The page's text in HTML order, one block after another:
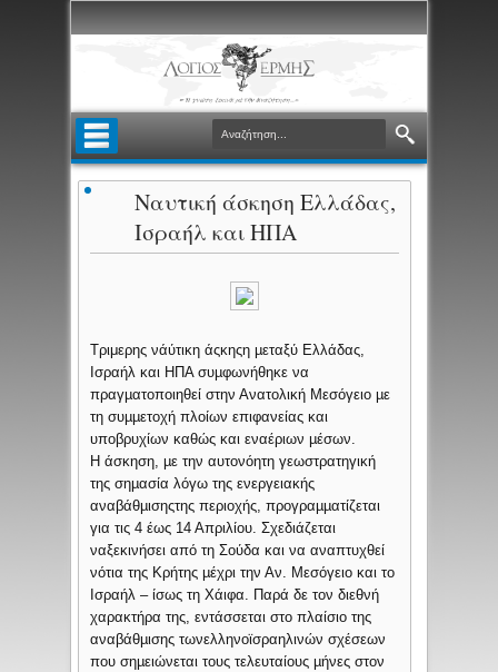
Ναυτική άσκηση Ελλάδας,
Ισραήλ και ΗΠΑ
Τριμερης νάύτικη άςκηςη µεταξύ Ελλάδας,
Ισραήλ και ΗΠΑ συµφωνήθηκε να
πραγµατοποιηθεί στην Ανατολική Μεσόγειο µε
τη συµµετοχή πλοίων επιφανείας και
υποβρυχίων καθώς και εναέριων µέσων.
Η άσκηση, µε την αυτονόητη γεωστρατηγική
της σηµασία λόγω της ενεργειακής
αναβάθµισηςτης περιοχής, προγραµµατίζεται
για τις 4 έως 14 Απριλίου. Σχεδιάζεται
ναξεκινήσει από τη Σούδα και να αναπτυχθεί
νότια της Κρήτης µέχρι την Αν. Μεσόγειο και το
Ισραήλ – ίσως τη Χάιφα. Παρά δε τον διεθνή
χαρακτήρα της, εντάσσεται στο πλαίσιο της
αναβάθµισης τωνελληνοϊσραηλινών σχέσεων
που σηµειώνεται τους τελευταίους µήνες στον